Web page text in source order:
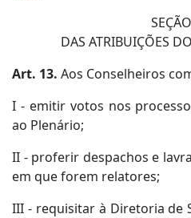
DAS ATRIBUIÇÕES
Art. 13. Aos Conselheiros
I - emitir votos nos
ao Plenário;
II - proferir despachos e
em que forem relatores;
III - requisitar à Diretoria de